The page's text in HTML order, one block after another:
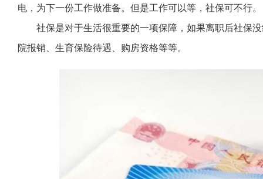
电，为下一份工作做准备。但是工作可以等，社保可不行。
社保是对于生活很重要的一项保障，如果离职后社保
院报销、生育保险待遇、购房资格等等。